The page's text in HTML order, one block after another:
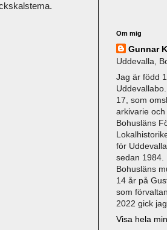
Om mig
Gunnar
Uddevalla,
Jag är född
17, som
arkivarie
Bohusläns
för
sedan 1984.
Bohusläns
14 år på
som
2022 gick
Visa hela